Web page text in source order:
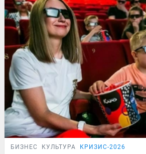
БИЗНЕС КУЛЬТУРА КРИЗИС-2026